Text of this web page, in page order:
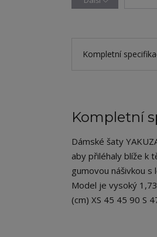
Kompletní
Kompletní
Dámské šaty
aby přiléhaly blíže k
gumovou nášivkou
Model je vysoký
(cm) XS 45 45 90 S